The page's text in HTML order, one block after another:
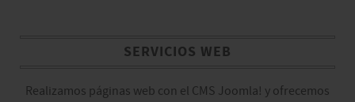
SERVICIOS WEB
Realizamos páginas web con el CMS Joomla! y ofrecemos